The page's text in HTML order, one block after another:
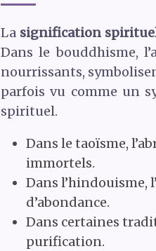
La signification
Dans le bouddhisme,
nourrissants,
parfois vu comme un
spirituel.
Dans le taoïsme,
immortels.
Dans l’hindouisme,
d’abondance.
Dans certaines
purification.